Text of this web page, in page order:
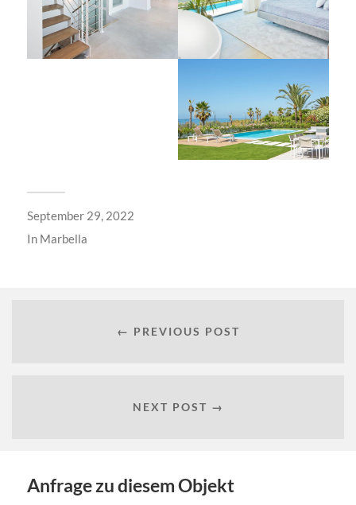
September 29, 2022
In Marbella
← PREVIOUS POST
NEXT POST →
Anfrage zu diesem Objekt